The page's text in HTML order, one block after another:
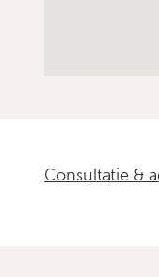
Consultatie &